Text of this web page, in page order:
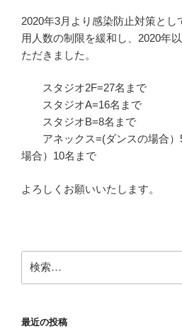
2020年3月より感染防止対策とし
用人数の制限を緩和し、2020年
ただきました。
スタジオ2F=27名まで
スタジオA=16名まで
スタジオB=8名まで
アネックス=(ダンスの場合）
場合）10名まで
よろしくお願いいたします。
索:
最近の投稿